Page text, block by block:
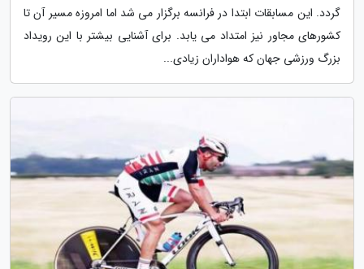
گردد. این مسابقات ابتدا در فرانسه برگزار می شد اما امروزه مسیر آن تا
کشورهای مجاور نیز امتداد می یابد. برای آشنایی بیشتر با این رویداد
بزرگ ورزشی جهان که هواداران زیادی...